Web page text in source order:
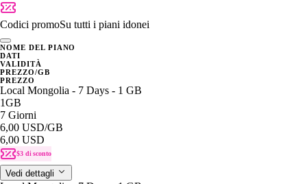
Codici promoSu tutti i piani idonei
NOME DEL PIANO
DATI
VALIDITÀ
PREZZO/GB
PREZZO
Local Mongolia - 7 Days - 1 GB
1GB
7 Giorni
6,00 USD/GB
6,00 USD
$3 di sconto
Vedi dettagli